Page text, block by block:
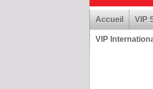
Accueil VIP
VIP